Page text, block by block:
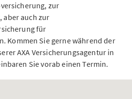
zur
aber auch zur
für
Kommen Sie gerne während der
AXA Versicherungsagentur in
Sie vorab einen Termin.